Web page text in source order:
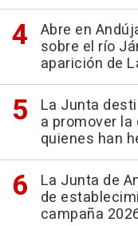
Abre en
sobre el río
aparición de
La Junta
a promover
quienes han
La Junta de
de
campaña